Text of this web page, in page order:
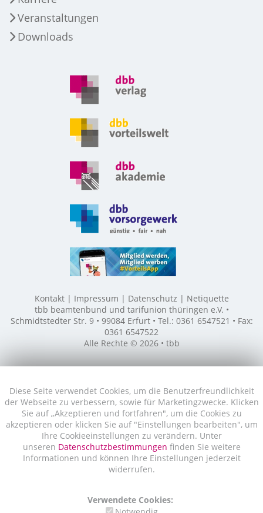
Diese Seite verwendet Cookies, um die Benutzerfreundlichkeit
der Webseite zu verbessern, sowie für Marketingzwecke. Klicken
Sie auf „Akzeptieren und fortfahren", um die Cookies zu
akzeptieren oder klicken Sie auf "Einstellungen bearbeiten", um
Ihre Cookieeinstellungen zu verändern. Unter
unseren Datenschutzbestimmungen finden Sie weitere
Informationen und können Ihre Einstellungen jederzeit
widerrufen.
Verwendete Cookies:
Veranstaltungen
Downloads
Kontakt Impressum Datenschutz
Netiquette
tbb beamtenbund und tarifunion thüringen e.V. •
Schmidtstedter Str. 9 • 99084 Erfurt • Tel.: 0361 6547521 • Fax:
0361 6547522
Alle Rechte © 2026 • tbb